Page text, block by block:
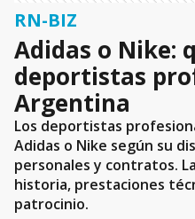
RN-BIZ
Adidas o Nike:
deportistas
Argentina
Los deportistas
Adidas o Nike según su
personales y contratos.
historia, prestaciones
patrocinio.